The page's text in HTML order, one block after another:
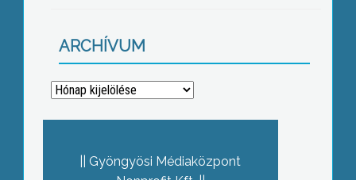
ARCHÍVUM
Archívum
Gyöngyösi Médiaközpont